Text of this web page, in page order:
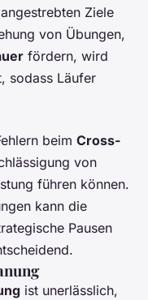
Ziele
von Übungen,
fördern, wird
sodass Läufer
beim Cross-
von
führen können.
kann die
Pausen
ist unerlässlich,